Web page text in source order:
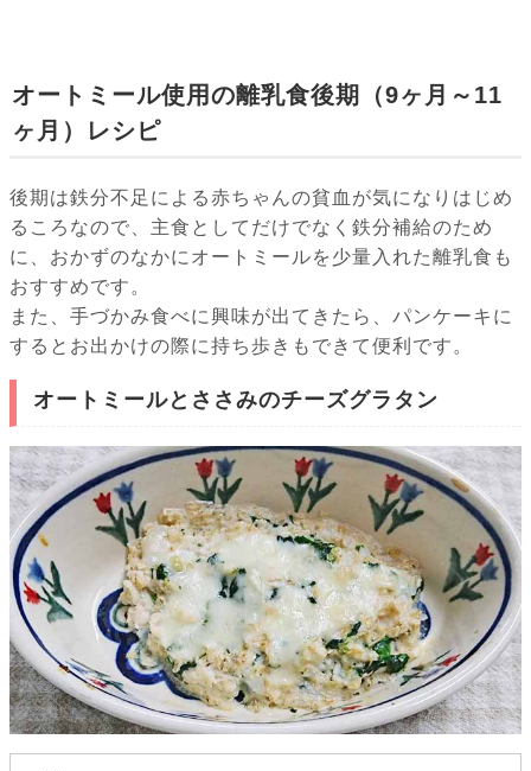
オートミール使用の離乳食後期（9ヶ月～11
ヶ月）レシピ
後期は鉄分不足による赤ちゃんの貧血が気になりはじめ
るころなので、主食としてだけでなく鉄分補給のため
に、おかずのなかにオートミールを少量入れた離乳食も
おすすめです。
また、手づかみ食べに興味が出てきたら、パンケーキに
するとお出かけの際に持ち歩きもできて便利です。
オートミールとささみのチーズグラタン